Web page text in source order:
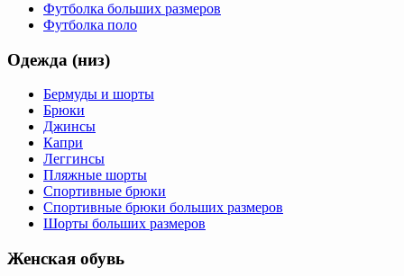
Футболка больших размеров
Футболка поло
Одежда (низ)
Бермуды и шорты
Брюки
Джинсы
Капри
Леггинсы
Пляжные шорты
Спортивные брюки
Спортивные брюки больших размеров
Шорты больших размеров
Женская обувь